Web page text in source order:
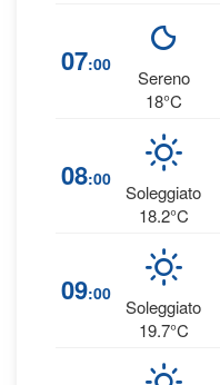
07:00
Sereno
18°C
08:00
Soleggiato
18.2°C
09:00
Soleggiato
19.7°C